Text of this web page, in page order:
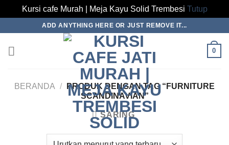
Kursi cafe Murah | Meja Kayu Solid Trembesi Tutup
content
ADD ANYTHING HERE OR JUST REMOVE IT...
0
BERANDA /
PRODUK DENGAN TAG “FURNITURE
SCANDINAVIAN”
SARING